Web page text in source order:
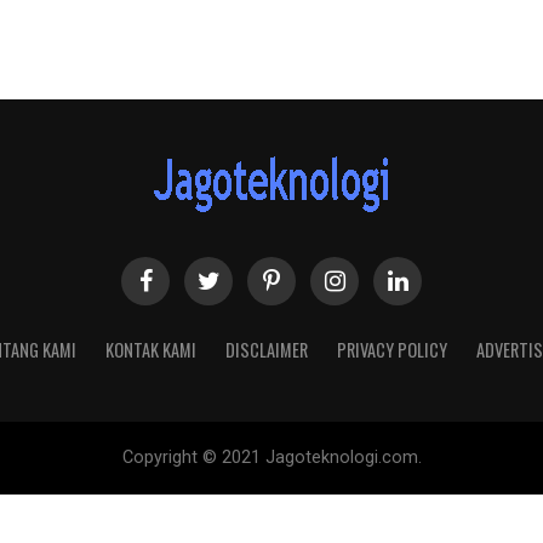
KAMI KONTAK KAMI DISCLAIMER PRIVACY POLICY
Copyright © 2021 Jagoteknologi.com.